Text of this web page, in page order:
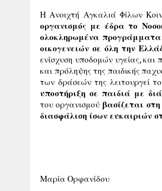
Η Ανοιχτή Αγκαλιά Φίλων
οργανισμός με έδρα το
ολοκληρωμένα προγράμματα
οικογενειών σε όλη την
ενίσχυση υποδομών υγείας,
και πρόληψης της παιδικής
των δράσεών της λειτουργεί
υποστήριξη σε παιδιά με
του οργανισμού βασίζεται
διασφάλιση ίσων ευκαιριών
Μαρία Ορφανίδου